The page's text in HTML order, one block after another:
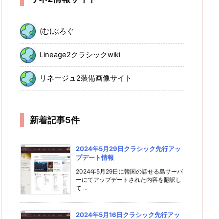
(む)ぶろぐ
Lineage2クラシックwiki
リネージュ2装備画像サイト
新着記事5件
2024年5月29日クラシック先行アッ
プデート情報
2024年5月29日に韓国の話せる島サーバ
ーにてアップデートされた内容を翻訳し
て ...
2024年5月16日クラシック先行アッ